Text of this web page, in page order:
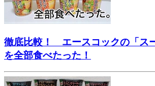
徹底比較！ エースコックの「ス
を全部食べたった！